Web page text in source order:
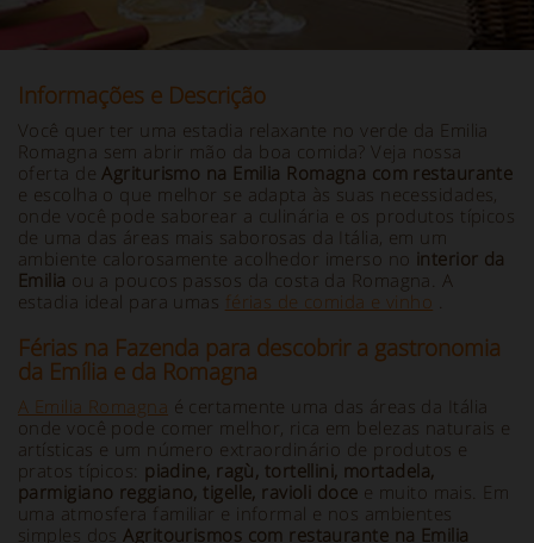
Informações e Descrição
Você quer ter uma estadia relaxante no verde da Emilia
Romagna sem abrir mão da boa comida? Veja nossa
oferta deAgriturismo na Emilia Romagna com restaurante
e escolha o que melhor se adapta às suas necessidades,
onde você pode saborear a culinária e os produtos típicos
de uma das áreas mais saborosas da Itália, em um
ambiente calorosamente acolhedor imerso no interior da
Emilia ou a poucos passos da costa da Romagna. A
estadia ideal para umas férias de comida e vinho .
Férias na Fazenda para descobrir a gastronomia
da Emília e da Romagna
A Emilia Romagna é certamente uma das áreas da Itália
onde você pode comer melhor, rica em belezas naturais e
artísticas e um número extraordinário de produtos e
pratos típicos: piadine, ragù, tortellini, mortadela,
parmigiano reggiano, tigelle, ravioli doce e muito mais. Em
uma atmosfera familiar e informal e nos ambientes
simples dosAgritourismos com restaurante na Emilia